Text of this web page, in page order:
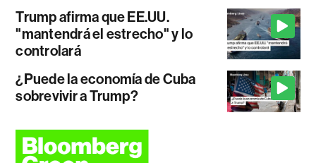
Trump afirma que EE.UU.
"mantendrá el estrecho" y lo
controlará
¿Puede la economía de Cuba
sobrevivir a Trump?